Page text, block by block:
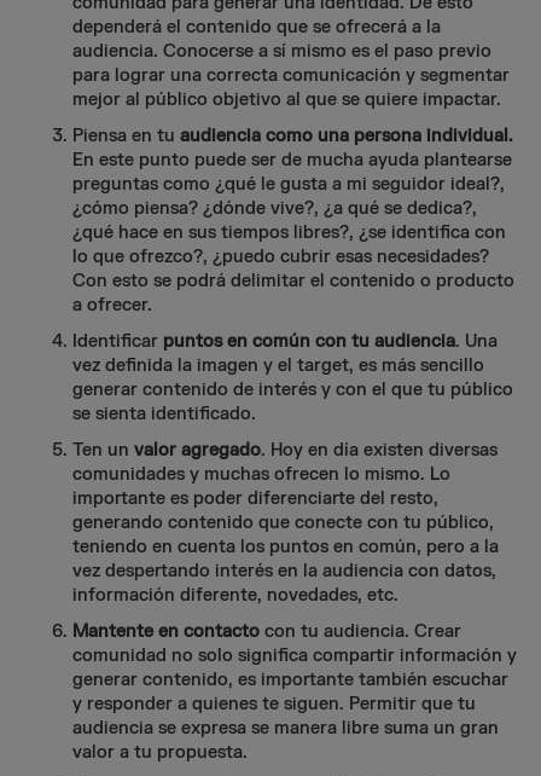
dependerá el contenido que se ofrecerá a la
audiencia. Conocerse a sí mismo es el paso previo
para lograr una correcta comunicación y segmentar
mejor al público objetivo al que se quiere impactar.
Piensa en tu audiencia como una persona individual.
En este punto puede ser de mucha ayuda plantearse
preguntas como ¿qué le gusta a mi seguidor ideal?,
¿cómo piensa? ¿dónde vive?, ¿a qué se dedica?,
¿qué hace en sus tiempos libres?, ¿se identifica con
lo que ofrezco?, ¿puedo cubrir esas necesidades?
Con esto se podrá delimitar el contenido o producto
a ofrecer.
Identificar puntos en común con tu audiencia. Una
vez definida la imagen y el target, es más sencillo
generar contenido de interés y con el que tu público
se sienta identificado.
Ten un valor agregado. Hoy en día existen diversas
comunidades y muchas ofrecen lo mismo. Lo
importante es poder diferenciarte del resto,
generando contenido que conecte con tu público,
teniendo en cuenta los puntos en común, pero a la
vez despertando interés en la audiencia con datos,
información diferente, novedades, etc.
Mantente en contacto con tu audiencia. Crear
comunidad no solo significa compartir información y
generar contenido, es importante también escuchar
y responder a quienes te siguen. Permitir que tu
audiencia se expresa se manera libre suma un gran
valor a tu propuesta.